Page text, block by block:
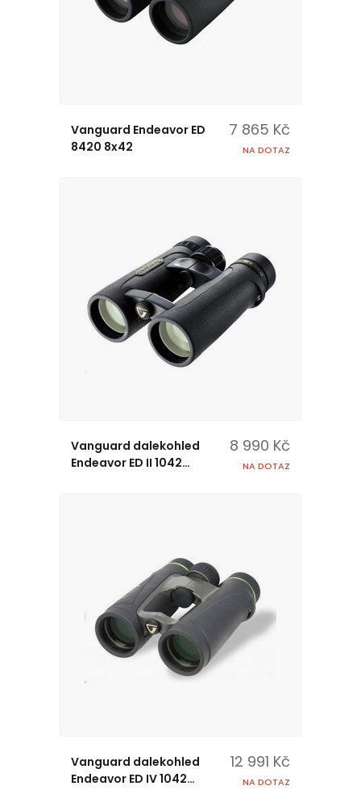
Vanguard Endeavor ED
8420 8x42
7 865 Kč
NA DOTAZ
Vanguard dalekohled
Endeavor ED II 1042
8 990 Kč
NA DOTAZ
Vanguard dalekohled
Endeavor ED IV 1042
12 991 Kč
NA DOTAZ